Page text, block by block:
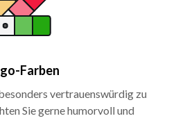
Farben
vertrauenswürdig zu
Sie gerne humorvoll und